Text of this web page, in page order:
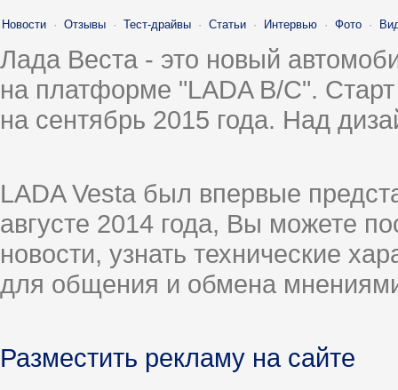
Новости · Отзывы · Тест-драйвы · Статьи · Интервью · Фото ·
Лада Веста - это новый
на платформе "LADA B/C".
на сентябрь 2015 года. Над
LADA Vesta был впервые
августе 2014 года, Вы можете
новости, узнать технические
для общения и обмена
Разместить рекламу на сайте